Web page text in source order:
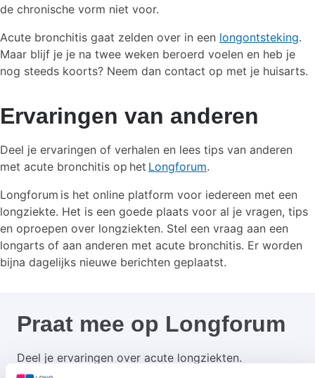
de chronische vorm niet voor.
Acute bronchitis gaat zelden over in een longontsteking.
Maar blijf je je na twee weken beroerd voelen en heb je
nog steeds koorts? Neem dan contact op met je huisarts.
Ervaringen van anderen
Deel je ervaringen of verhalen en lees tips van anderen
met acute bronchitis op het Longforum.
Longforum is het online platform voor iedereen met een
longziekte. Het is een goede plaats voor al je vragen, tips
en oproepen over longziekten. Stel een vraag aan een
longarts of aan anderen met acute bronchitis. Er worden
bijna dagelijks nieuwe berichten geplaatst.
Praat mee op Longforum
Deel je ervaringen over acute longziekten.